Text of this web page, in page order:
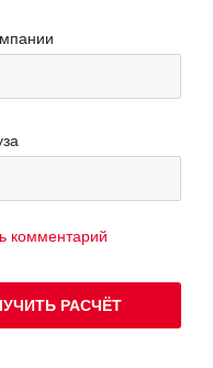
комментарий
РАСЧЁТ